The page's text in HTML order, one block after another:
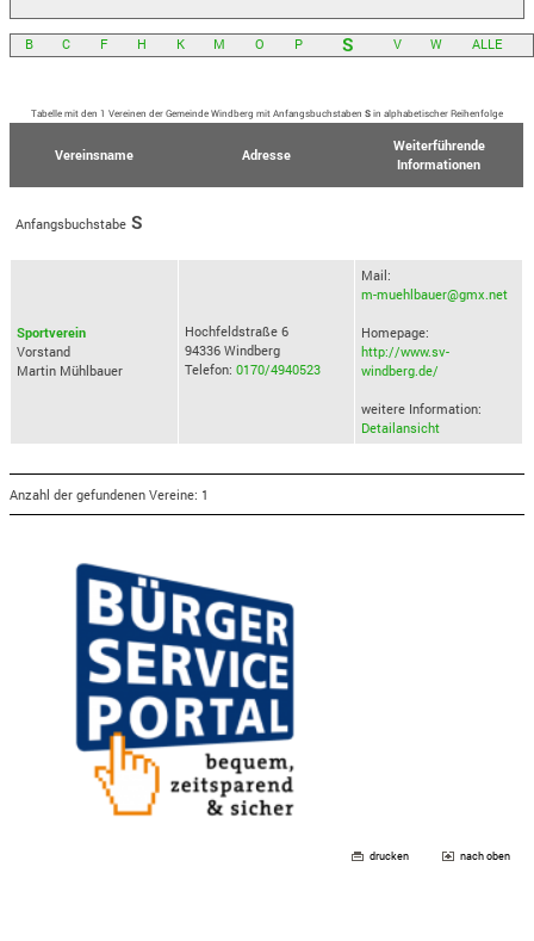
B C F H K M O P S V W ALLE
Tabelle mit den 1 Vereinen der Gemeinde Windberg mit Anfangsbuchstaben Sin alphabetischer Reihenfolge
Vereinsname Adresse
Weiterführende
Informationen
Anfangsbuchstabe S
Sportverein
Vorstand
Martin Mühlbauer
Hochfeldstraße 6
94336 Windberg
Telefon:0170/4940523
Mail:
m-muehlbauer@gmx.net
Homepage:
http://www.sv-
windberg.de/
weitere Information:
Detailansicht
Anzahl der gefundenen Vereine: 1
drucken nach oben